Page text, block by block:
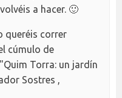
a hacer. 🙂
queréis correr
cúmulo de
Torra: un jardín
Sostres ,